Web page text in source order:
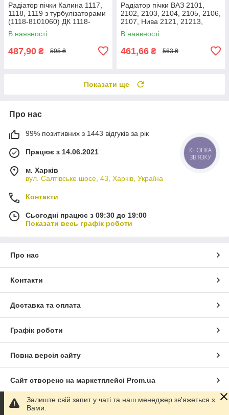
Радіатор пічки Калина 1117,
1118, 1119 з турбулізаторами
(1118-8101060) ДК 1118-
8101060t
В наявності
487,90 ₴ 595 ₴
Радіатор пічки ВАЗ 2101,
2102, 2103, 2104, 2105, 2106,
2107, Нива 2121, 21213,
21214 (2101-8101050) ДК
2101-8101050
В наявності
461,66 ₴ 563 ₴
Показати ще
Про нас
99% позитивних з 1443 відгуків за рік
Працює з 14.06.2021
м. Харків
вул. Салтівське шосе, 43, Харків, Україна
Контакти
Сьогодні працює з 09:30 до 19:00
Показати весь графік роботи
Про нас
Контакти
Доставка та оплата
Графік роботи
Повна версія сайту
Сайт створено на маркетплейсі Prom.ua
Політика конфіденційності
Залиште свій запит у чаті та наш менеджер зв'яжеться з
Вами.
КНОПКА
ЗВ'ЯЗКУ